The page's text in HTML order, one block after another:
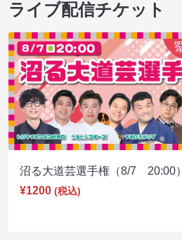
ライブ配信チケット
沼る大道芸選手権（8/7 20:00）
¥1200 (税込)